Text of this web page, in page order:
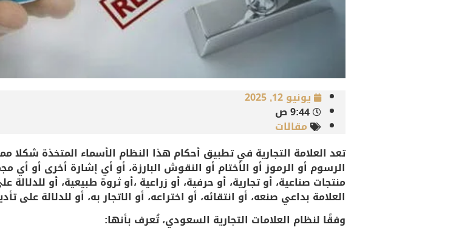
يونيو 12, 2025
9:44 ص
مقالات
تعد العلامة التجارية في تطبيق أحكام هذا النظام الأسماء المتخذة شكلا
الرسوم أو الرموز أو الأختام أو النقوش البارزة، أو أي إشارة أخرى أو أي
منتجات صناعية، أو تجارية، أو حرفية، أو زراعية ،أو ثروة طبيعية، أو
العلامة بداعي صنعه، أو انتقائه، أو اختراعه، أو الاتجار به، أو للدلالة على
وفقًا لنظام العلامات التجارية السعودي، تُعرف بأنها: